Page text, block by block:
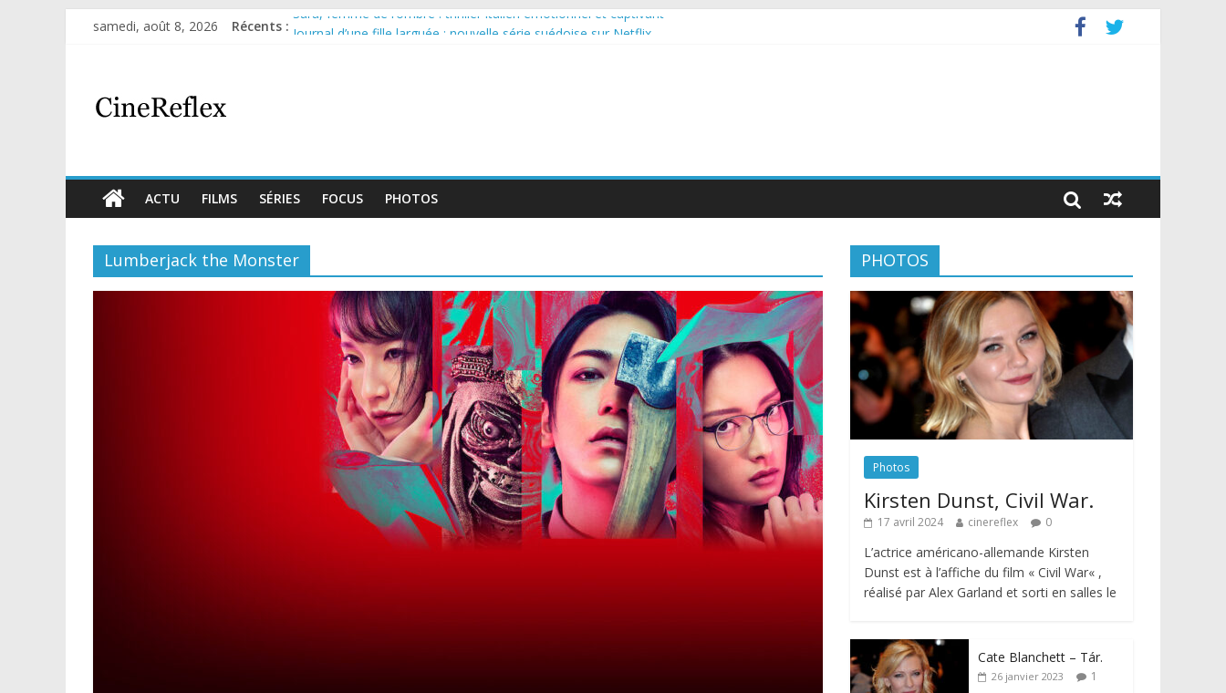
samedi, août 8, 2026 Récents : Sara, femme de l’ombre : thriller italien émotionnel et captivant
ACTU FILMS SÉRIES FOCUS PHOTOS
Lumberjack the Monster PHOTOS
Photos
Kirsten Dunst, Civil War.
17 avril 2024 cinereflex 0
L’actrice américano-allemande Kirsten
Dunst est à l’affiche du film « Civil War« ,
réalisé par Alex Garland et sorti en salles le
Cate Blanchett – Tár.
26 janvier 2023 1